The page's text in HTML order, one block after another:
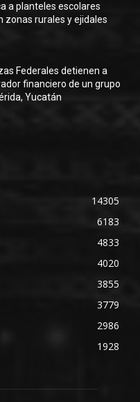
a planteles escolares
zonas rurales y ejidales
Federales detienen a
financiero de un grupo
Yucatán
14305
6183
4833
4020
3855
3779
2986
1928